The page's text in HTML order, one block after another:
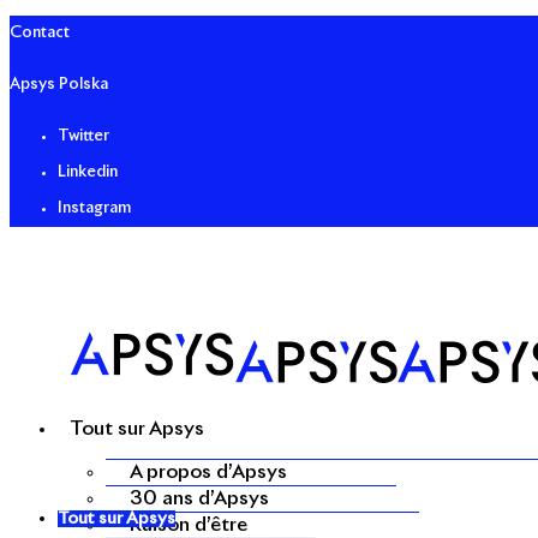
Contact
Apsys Polska
Twitter
Linkedin
Instagram
Tout sur Apsys
A propos d’Apsys
30 ans d’Apsys
Raison d’être
Tout sur Apsys